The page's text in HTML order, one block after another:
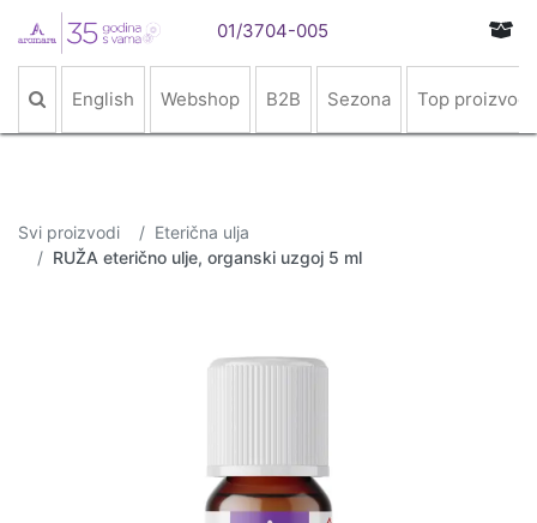
01/3704-005
English Webshop B2B Sezona Top proizvodi
Svi proizvodi
Eterična ulja
RUŽA eterično ulje, organski uzgoj 5 ml